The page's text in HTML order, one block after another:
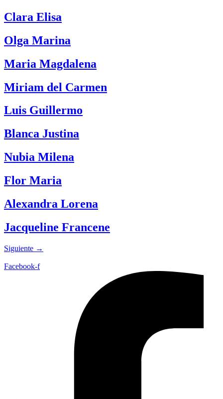
Clara Elisa
Olga Marina
Maria Magdalena
Miriam del Carmen
Luis Guillermo
Blanca Justina
Nubia Milena
Flor Maria
Alexandra Lorena
Jacqueline Francene
Siguiente →
Facebook-f